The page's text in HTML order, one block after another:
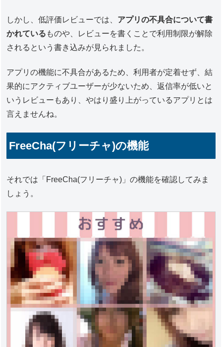
しかし、低評価レビューでは、 アプリの不具合について書
かれている ものや、レビューを書くことで利用制限が解除
されるという書き込みが見られました。
アプリの機能に不具合があるため、利用者が定着せず、結
果的にアクティブユーザーが少ないため、返信率が低いと
いうレビューもあり、やはり盛り上がっているアプリとは
言えませんね。
FreeCha(フリーチャ)の機能
それでは「FreeCha(フリーチャ)」の機能を確認してみま
しょう。